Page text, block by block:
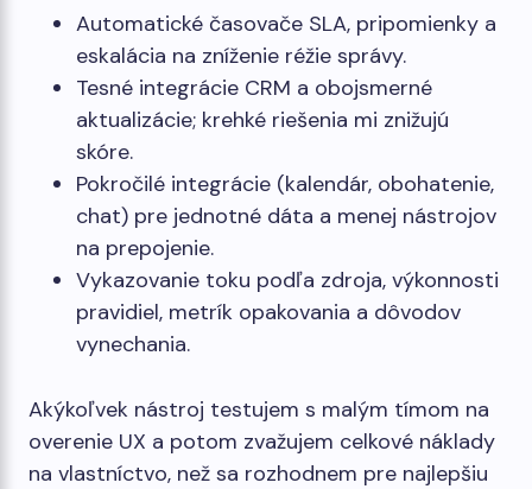
Automatické časovače SLA, pripomienky a
eskalácia na zníženie réžie správy.
Tesné integrácie CRM a obojsmerné
aktualizácie; krehké riešenia mi znižujú
skóre.
Pokročilé integrácie (kalendár, obohatenie,
chat) pre jednotné dáta a menej nástrojov
na prepojenie.
Vykazovanie toku podľa zdroja, výkonnosti
pravidiel, metrík opakovania a dôvodov
vynechania.
Akýkoľvek nástroj testujem s malým tímom na
overenie UX a potom zvažujem celkové náklady
na vlastníctvo, než sa rozhodnem pre najlepšiu